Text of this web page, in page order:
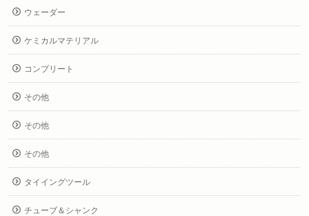
ウェーダー
ケミカルマテリアル
コンプリート
その他
その他
その他
タイイングツール
チューブ＆シャンク